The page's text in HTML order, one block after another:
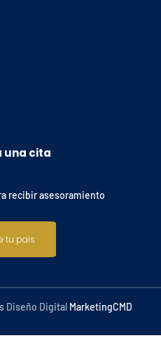
una cita
recibir asesoramiento
tu país
Diseño Digital MarketingCMD